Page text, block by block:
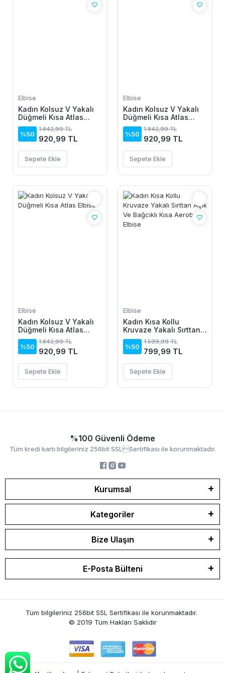
Elbise
Kadın Kolsuz V Yakalı
Düğmeli Kısa Atlas
Elbise
%50
1.842,99 TL
920,99 TL
Sepete Ekle
Elbise
Kadın Kolsuz V Yakalı
Düğmeli Kısa Atlas
Elbise
%50
1.842,99 TL
920,99 TL
Sepete Ekle
Elbise
Kadın Kolsuz V Yakalı
Düğmeli Kısa Atlas
Elbise
%50
1.842,99 TL
920,99 TL
Sepete Ekle
Elbise
Kadın Kısa Kollu
Kruvaze Yakalı Sırttan
Açık Ve Bağcıklı Kısa
Aerobin Elbise
%50
1.599,99 TL
799,99 TL
Sepete Ekle
%100 Güvenli Ödeme
Tüm kredi kartı bilgileriniz 256bit SSLSertifikası ile korunmaktadır.
Kurumsal
Kategoriler
Bize Ulaşın
E-Posta Bülteni
Tüm bilgileriniz 256bit SSL Sertifikası ile korunmaktadır.
© 2019 Tüm Hakları Saklıdır